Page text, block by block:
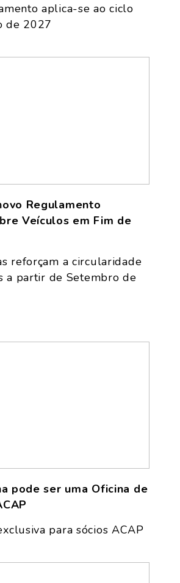
aplica-se ao ciclo
de 2027
Regulamento
Veículos em Fim de
reforçam a circularidade
a partir de Setembro de
pode ser uma Oficina de
para sócios ACAP